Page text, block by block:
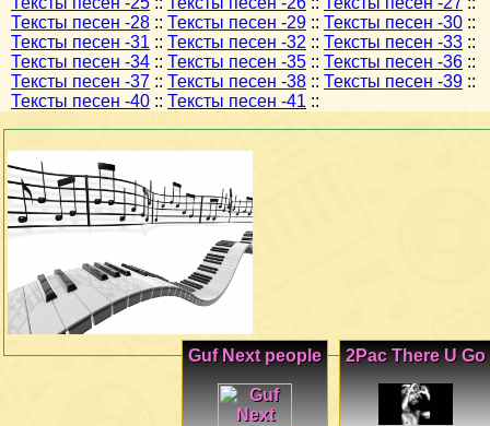
Тексты песен -28 :: Тексты песен -29 :: Тексты песен -30 ::
Тексты песен -31 :: Тексты песен -32 :: Тексты песен -33 ::
Тексты песен -34 :: Тексты песен -35 :: Тексты песен -36 ::
Тексты песен -37 :: Тексты песен -38 :: Тексты песен -39 ::
Тексты песен -40 :: Тексты песен -41 ::
2Pac There U Go
Guf Next people